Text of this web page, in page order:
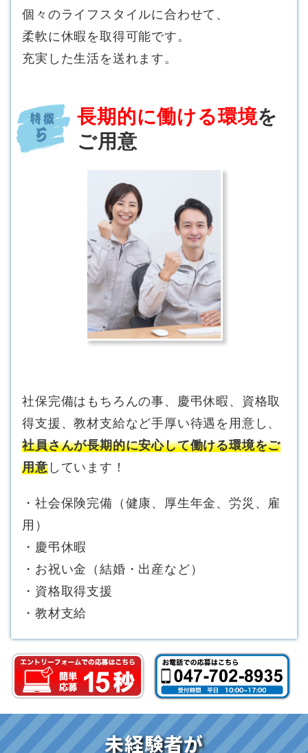
個々のライフスタイルに合わせて、
柔軟に休暇を取得可能です。
充実した生活を送れます。
長期的に働ける環境を
ご用意
社保完備はもちろんの事、慶弔休暇、資格取
得支援、教材支給など手厚い待遇を用意し、
社員さんが長期的に安心して働ける環境をご
用意しています！
・社会保険完備（健康、厚生年金、労災、雇
用）
・慶弔休暇
・お祝い金（結婚・出産など）
・資格取得支援
・教材支給
未経験者が